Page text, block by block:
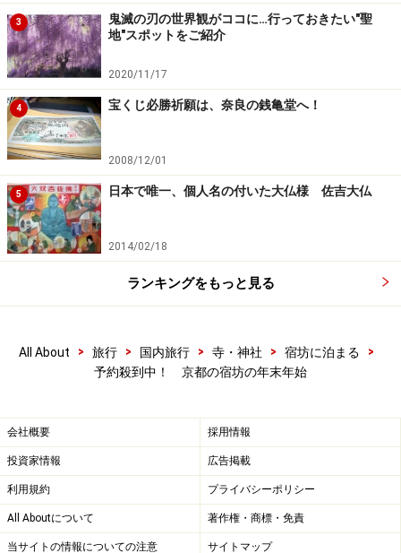
3
鬼滅の刃の世界観がココに…行っておきたい"聖
地"スポットをご紹介
2020/11/17
4 宝くじ必勝祈願は、奈良の銭亀堂へ！
2008/12/01
5 日本で唯一、個人名の付いた大仏様 佐吉大仏
2014/02/18
ランキングをもっと見る
All About > 旅行 > 国内旅行 > 寺・神社 > 宿坊に泊まる
>
予約殺到中！ 京都の宿坊の年末年始
会社概要 採用情報
投資家情報 広告掲載
利用規約 プライバシーポリシー
All Aboutについて 著作権・商標・免責
当サイトの情報についての注意 サイトマップ